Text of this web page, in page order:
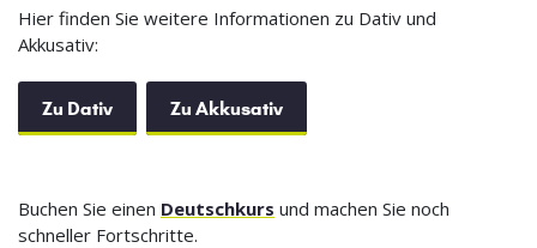
Hier finden Sie weitere Informationen zu Dativ und
Akkusativ:
Zu Dativ Zu Akkusativ
Buchen Sie einen Deutschkurs und machen Sie noch
schneller Fortschritte.